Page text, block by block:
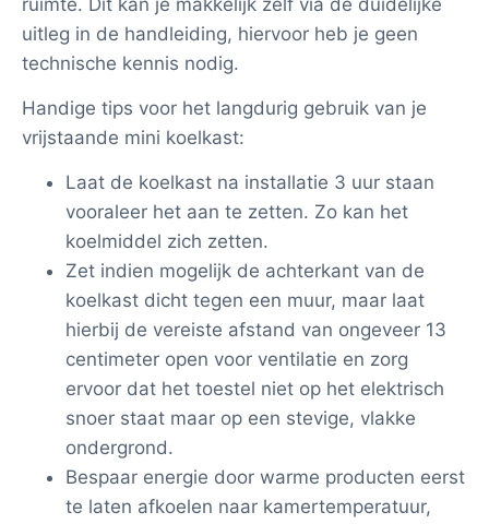
uitleg in de handleiding, hiervoor heb je geen
technische kennis nodig.
Handige tips voor het langdurig gebruik van je
vrijstaande mini koelkast:
Laat de koelkast na installatie 3 uur staan
vooraleer het aan te zetten. Zo kan het
koelmiddel zich zetten.
Zet indien mogelijk de achterkant van de
koelkast dicht tegen een muur, maar laat
hierbij de vereiste afstand van ongeveer 13
centimeter open voor ventilatie en zorg
ervoor dat het toestel niet op het elektrisch
snoer staat maar op een stevige, vlakke
ondergrond.
Bespaar energie door warme producten eerst
te laten afkoelen naar kamertemperatuur,